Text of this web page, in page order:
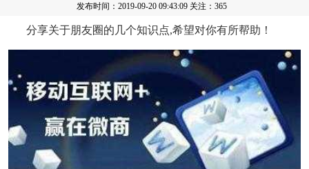
发布时间：2019-09-20 09:43:09 关注：365
分享关于朋友圈的几个知识点,希望对你有所帮助！